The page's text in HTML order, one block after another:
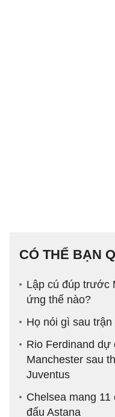
CÓ THỂ BẠN
Lập cú đúp trước
ứng thế nào?
Họ nói gì sau
Rio Ferdinand dự
Manchester sau
Juventus
Chelsea mang
đấu Astana